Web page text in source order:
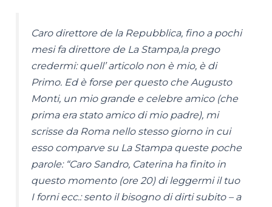
Caro direttore de la Repubblica, fino a pochi
mesi fa direttore de La Stampa,la prego
credermi: quell’ articolo non è mio, è di
Primo. Ed è forse per questo che Augusto
Monti, un mio grande e celebre amico (che
prima era stato amico di mio padre), mi
scrisse da Roma nello stesso giorno in cui
esso comparve su La Stampa queste poche
parole: “Caro Sandro, Caterina ha finito in
questo momento (ore 20) di leggermi il tuo
I forni ecc.: sento il bisogno di dirti subito – a